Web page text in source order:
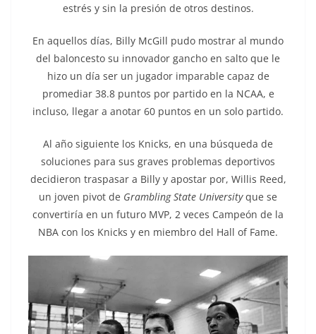
estrés y sin la presión de otros destinos.
En aquellos días, Billy McGill pudo mostrar al mundo
del baloncesto su innovador gancho en salto que le
hizo un día ser un jugador imparable capaz de
promediar 38.8 puntos por partido en la NCAA, e
incluso, llegar a anotar 60 puntos en un solo partido.
Al año siguiente los Knicks, en una búsqueda de
soluciones para sus graves problemas deportivos
decidieron traspasar a Billy y apostar por, Willis Reed,
un joven pivot de Grambling State Universityque se
convertiría en un futuro MVP, 2 veces Campeón de la
NBA con los Knicks y en miembro del Hall of Fame.